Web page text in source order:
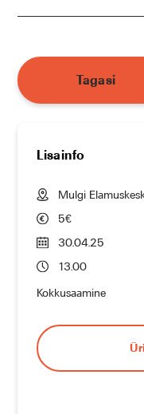
Lisainfo
Mulgi
5€
30.04.25
13.00
Kokkusaamine
Tagasi